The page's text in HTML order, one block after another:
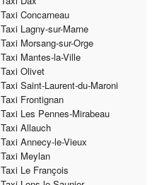
Taxi Concarneau
Taxi Lagny-sur-Marne
Taxi Morsang-sur-Orge
Taxi Mantes-la-Ville
Taxi Olivet
Taxi Saint-Laurent-du-Maroni
Taxi Frontignan
Taxi Les Pennes-Mirabeau
Taxi Allauch
Taxi Annecy-le-Vieux
Taxi Meylan
Taxi Le François